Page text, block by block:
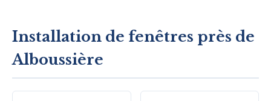
Installation de fenêtres près de
Alboussière